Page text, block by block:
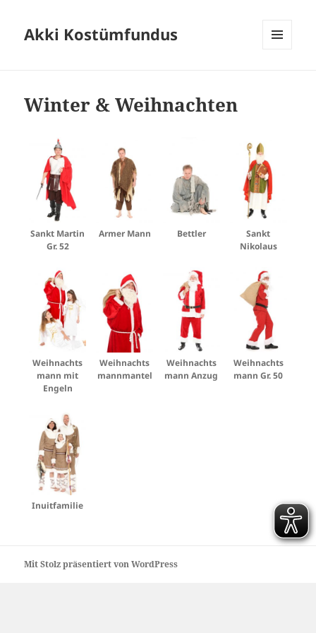
Akki Kostümfundus
Winter & Weihnachten
Sankt Martin
Gr. 52
Armer Mann Bettler
Sankt
Nikolaus
Weihnachts
mann mit
Engeln
Weihnachts
mannmantel
Weihnachts
mann Anzug
Weihnachts
mann Gr. 50
Inuitfamilie
Mit Stolz präsentiert von WordPress